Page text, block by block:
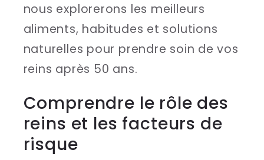
nous explorerons les meilleurs
aliments, habitudes et solutions
naturelles pour prendre soin de vos
reins après 50 ans.
Comprendre le rôle des
reins et les facteurs de
risque